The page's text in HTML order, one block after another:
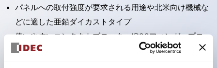
パネルへの取付強度が要求される用途や北米向け機械な
どに適した亜鉛ダイカストタイプ
使いやすいコンタクトブロック：IP20フィンガープロ
テクション構造、簡単取付け／取外し、ねじ脱落防止、